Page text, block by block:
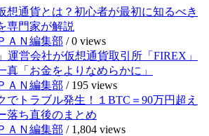
想通貨とは？初心者が最初に知るべき
専門家が解説
ＡＮ編集部 /0 views
運営会社が仮想通貨取引所「FIREX」
真「お金をよりなめらかに」
ＡＮ編集部 / 195 views
でトラブル発生！１BTC＝90万円超え
落ち直後のまとめ
ＡＮ編集部 / 1,804 views